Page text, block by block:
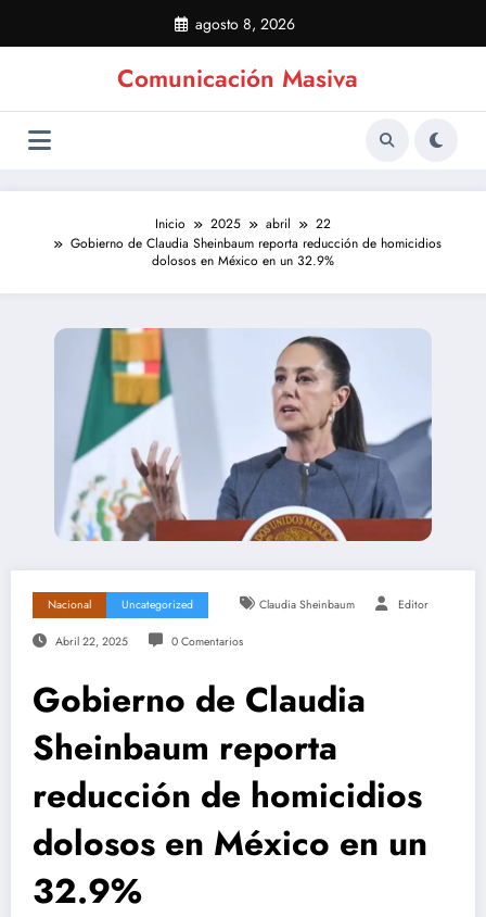
contenido
agosto 8, 2026
Comunicación Masiva
Inicio 2025 abril
22
Gobierno de Claudia Sheinbaum reporta reducción de homicidios
dolosos en México en un 32.9%
Nacional Uncategorized Claudia Sheinbaum Editor
Abril 22, 2025 0 Comentarios
Gobierno de Claudia
Sheinbaum reporta
reducción de homicidios
dolosos en México en un
32.9%